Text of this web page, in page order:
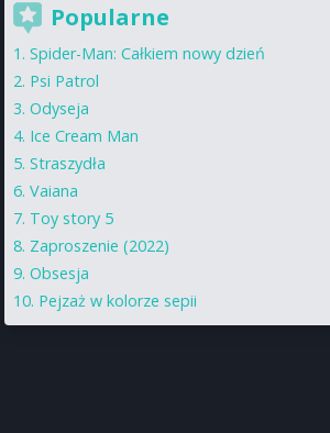
Popularne
Spider-Man: Całkiem nowy dzień
Psi Patrol
Odyseja
Ice Cream Man
Straszydła
Vaiana
Toy story 5
Zaproszenie (2022)
Obsesja
Pejzaż w kolorze sepii